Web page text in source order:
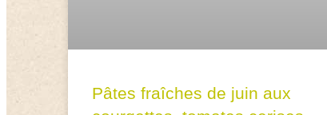
Pâtes fraîches de juin aux